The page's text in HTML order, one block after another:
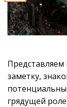
заметку,
грядущей